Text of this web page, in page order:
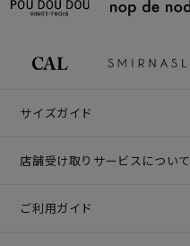
サイズガイド
店舗受け取りサービスについて
ご利用ガイド